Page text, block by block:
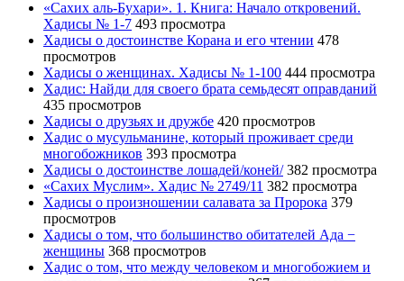
«Сахих аль-Бухари». 1. Книга: Начало откровений.
Хадисы № 1-7 493 просмотра
Хадисы о достоинстве Корана и его чтении 478
просмотров
Хадисы о женщинах. Хадисы № 1-100 444 просмотра
Хадис: Найди для своего брата семьдесят оправданий
435 просмотров
Хадисы о друзьях и дружбе 420 просмотров
Хадис о мусульманине, который проживает среди
многобожников 393 просмотра
Хадисы о достоинстве лошадей/коней/ 382 просмотра
«Сахих Муслим». Хадис № 2749/11 382 просмотра
Хадисы о произношении салавата за Пророка 379
просмотров
Хадисы о том, что большинство обитателей Ада −
женщины 368 просмотров
Хадис о том, что между человеком и многобожием и